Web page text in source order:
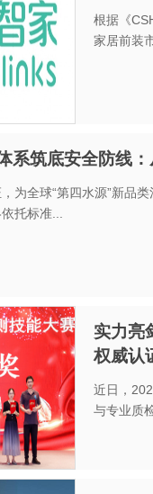
根据《
家居前装
系筑底安全防线
全球“第四水源”新品类
托标准...
实力亮
权威认
近日，
与专业质